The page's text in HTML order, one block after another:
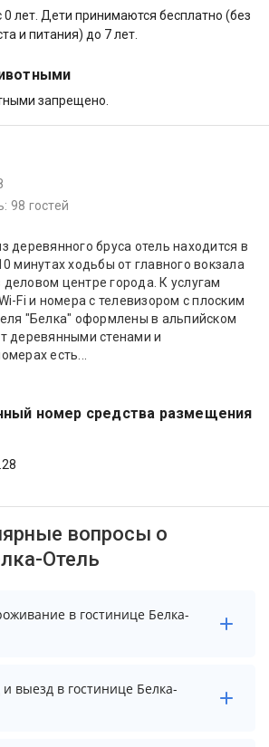
лет. Дети принимаются бесплатно (без
и питания) до 7 лет.
запрещено.
98 гостей
деревянного бруса отель находится в
минутах ходьбы от главного вокзала
центре города. К услугам
Fi и номера с телевизором с плоским
"Белка" оформлены в альпийском
деревянными стенами и
есть...
номер средства размещения
вопросы о
Отель
в гостинице Белка-
в гостинице Белка-Отель
рублей. Чтобы увидеть
и выезд в гостинице Белка-